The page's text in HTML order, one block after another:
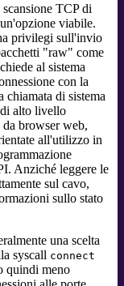
TCP di
viabile.
privilegi sull'invio
"raw" come
al sistema
con la
chiamata di sistema
di alto livello
browser web,
all'utilizzo in
Anziché leggere le
sul cavo,
sullo stato
una scelta
syscall connect
quindi meno